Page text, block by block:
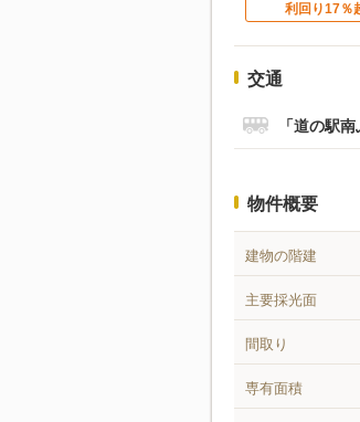
利回り17％
交通
「道の駅
物件概要
建物の階建
主要採光面
間取り
専有面積